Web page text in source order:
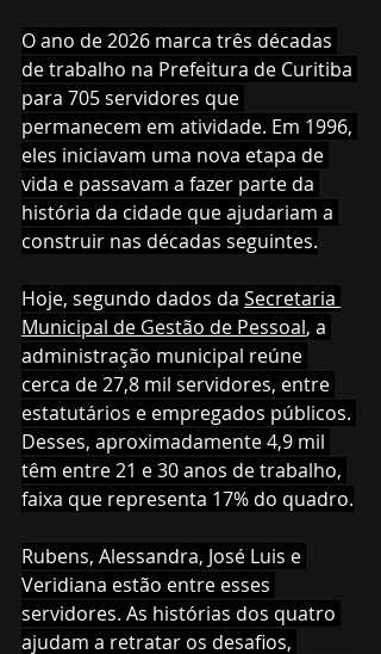
O ano de 2026 marca três décadas
de trabalho na Prefeitura de Curitiba
para 705 servidores que
permanecem em atividade. Em 1996,
eles iniciavam uma nova etapa de
vida e passavam a fazer parte da
história da cidade que ajudariam a
construir nas décadas seguintes.
Hoje, segundo dados da Secretaria
Municipal de Gestão de Pessoal, a
administração municipal reúne
cerca de 27,8 mil servidores, entre
estatutários e empregados públicos.
Desses, aproximadamente 4,9 mil
têm entre 21 e 30 anos de trabalho,
faixa que representa 17% do quadro.
Rubens, Alessandra, José Luis e
Veridiana estão entre esses
servidores. As histórias dos quatro
ajudam a retratar os desafios,